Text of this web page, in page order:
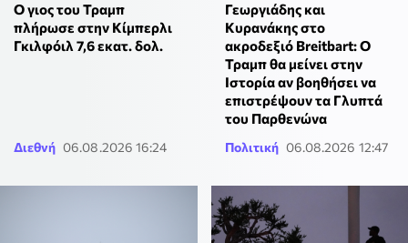
Ο γιος του Τραμπ
πλήρωσε στην Κίμπερλι
Γκιλφόιλ 7,6 εκατ. δολ.
Διεθνή 06.08.2026 16:24
Γεωργιάδης και
Κυρανάκης στο
ακροδεξιό Breitbart: Ο
Τραμπ θα μείνει στην
Ιστορία αν βοηθήσει να
επιστρέψουν τα Γλυπτά
του Παρθενώνα
Πολιτική 06.08.2026 12:47